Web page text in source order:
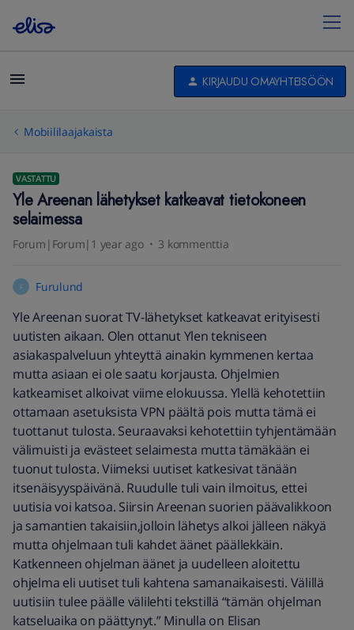
KIRJAUDU OMAYHTEISÖÖN
Mobiililaajakaista
VASTATTU
Yle Areenan lähetykset katkeavat tietokoneen
selaimessa
Forum|Forum|1 year ago 3 kommenttia
F Furulund
Yle Areenan suorat TV-lähetykset katkeavat erityisesti
uutisten aikaan. Olen ottanut Ylen tekniseen
asiakaspalveluun yhteyttä ainakin kymmenen kertaa
mutta asiaan ei ole saatu korjausta. Ohjelmien
katkeamiset alkoivat viime elokuussa. Ylellä kehotettiin
ottamaan asetuksista VPN päältä pois mutta tämä ei
tuottanut tulosta. Seuraavaksi kehotettiin tyhjentämään
välimuisti ja evästeet selaimesta mutta tämäkään ei
tuonut tulosta. Viimeksi uutiset katkesivat tänään
itsenäisyyspäivänä. Ruudulle tuli vain ilmoitus, ettei
uutisia voi katsoa. Siirsin Areenan suorien päävalikkoon
ja samantien takaisiin,jolloin lähetys alkoi jälleen näkyä
mutta ohjelmaan tuli kahdet äänet päällekkäin.
Katkenneen ohjelman äänet ja uudelleen aloitettu
ohjelma eli uutiset tuli kahtena samanaikaisesti. Välillä
uutisiin tulee päälle välilehti tekstillä “tämän ohjelman
katseluaika on päättynyt.” Minulla on Elisan